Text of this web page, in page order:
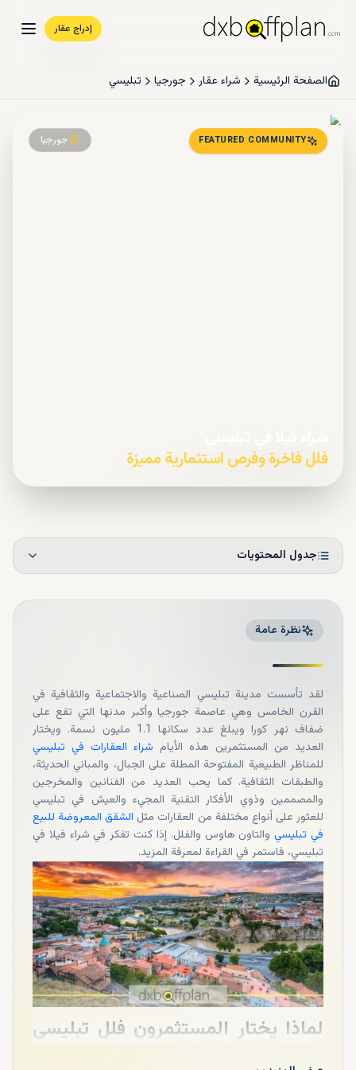
إدراج عقار
الصفحة الرئيسية شراء عقار جورجيا تبليسي
FEATURED COMMUNITY جورجيا
فلل فاخرة وفرص استثمارية مميزة
جدول المحتويات
نظرة عامة
لقد تأسست مدينة تبليسي الصناعية والاجتماعية والثقافية في
القرن الخامس وهي عاصمة جورجيا وأكبر مدنها التي تقع على
ضفاف نهر كورا ويبلغ عدد سكانها 1.1 مليون نسمة. ويختار
العديد من المستثمرين هذه الأيام شراء العقارات في تبليسي
للمناظر الطبيعية المفتوحة المطلة على الجبال، والمباني الحديثة،
والطبقات الثقافية. كما يحب العديد من الفنانين والمخرجين
والمصممين وذوي الأفكار التقنية المجيء والعيش في تبليسي
للعثور على أنواع مختلفة من العقارات مثل الشقق المعروضة للبيع
في تبليسيوالتاون هاوس والفلل. إذا كنت تفكر في شراء فيلا في
تبليسي، فاستمر في القراءة لمعرفة المزيد.
لماذا يختار المستثمرون فلل تبليسي